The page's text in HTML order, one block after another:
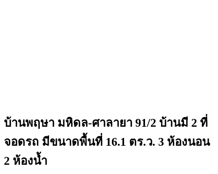
บ้านพฤษา มหิดล-ศาลายา 91/2 บ้านมี 2 ที่
จอดรถ มีขนาดพื้นที่ 16.1 ตร.ว. 3 ห้องนอน
2 ห้องน้ำ